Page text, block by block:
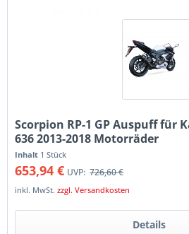
Scorpion RP-1 GP Auspuff für
636 2013-2018 Motorräder
Inhalt 1 Stück
653,94 € UVP: 726,60 €
inkl. MwSt.zzgl. Versandkosten
Details